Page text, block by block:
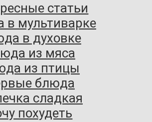
статьи
в мультиварке
в духовке
из мяса
из птицы
блюда
сладкая
похудеть